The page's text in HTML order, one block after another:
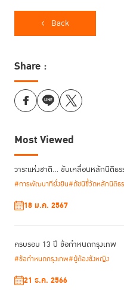
“ข้อกำหนดกรุงเทพ” เป็นมาตรฐาน
ความต้องการเฉพาะของเพศหญิง
อนามัยเจริญพันธุ์ สุขภาพเพศหญิง
และภาระการดูแลครอบครัวที่ผู้หญิงมี
ความสำเร็จของ “ข้อกำหนดกรุงเทพ
เพื่อประทานความช่วยเหลือแก่ผู้ต้อ
มนุษยธรรม ครั้นเมื่อโครงการกำลังใ
ด้วยพระวิสัยทัศน์ที่กว้างไกล จึงได้พร
แนวทางการช่วยเหลือและดูแลสนับ
ประเทศไทยจึงได้ผลักดันการรณรงค์
และรับรองเป็นข้อกำหนดกรุงเทพในเ
Back
Share :
Most Viewed
วาระแห่งชาติ… ขับเคลื่อนหลักนิติธร
#การพัฒนาที่ยั่งยืน#ดัชนีชี้วัดหลักนิติธ
18 ม.ค. 2567
ครบรอบ 13 ปี ข้อกำหนดกรุงเทพ
#ข้อกำหนดกรุงเทพ#ผู้ต้องขังหญิง
21 ธ.ค. 2566